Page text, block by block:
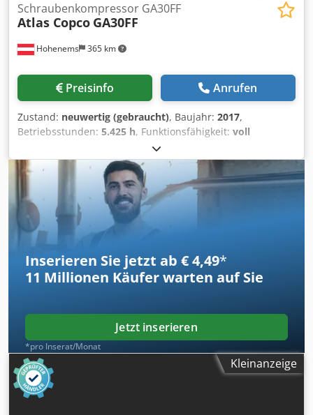
Hohenems 365 km
Schraubenkompressor GA30FF
Atlas Copco GA30FF
Preisinfo Anrufen
Zustand: neuwertig (gebraucht), Baujahr: 2017,
Betriebsstunden: 5.425 h, Funktionsfähigkeit: voll
, Schraubenkompressor Atlas Copco GA30FF
Dkedpfxjy Tvd Ss Am Ajr Trockner integriert. 30 kW 9,75
bar 4,79 m3/min Baujahr: 2017 Betriebsstunden: 5,425
Inserieren Sie jetzt ab € 4,49*
11 Millionen Käufer warten auf Sie
Jetzt inserieren
*pro Inserat/Monat
Kleinanzeige